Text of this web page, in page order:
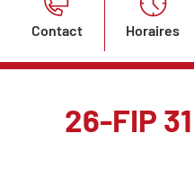
Contact Horaires
26-FIP